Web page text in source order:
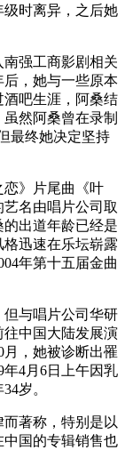
时离异，之后她
强工商影剧相关
，她与一些原本
吧生涯，阿桑结
然阿桑曾在录制
最终她决定坚持
恋》片尾曲《叶
名由唱片公司取
出道年龄已经是
迅速在乐坛崭露
年第十五届金曲
但与唱片公司华研
中国大陆发展演
月，她被诊断出罹
4月6日上午因乳
岁。
著称，特别是以
中国的专辑销售也